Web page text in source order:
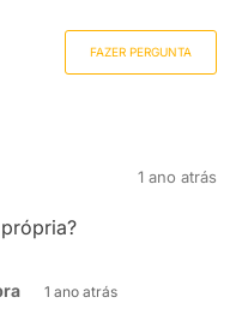
FAZER PERGUNTA
1 ano atrás
1 ano atrás